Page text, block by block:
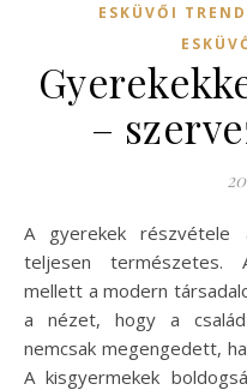
ESKÜVŐI
–
A gyerekek részvétele az esküvőkön manapság már
teljesen természetes.
mellett a modern
a nézet, hogy a
nemcsak megengedett,
A kisgyermekek